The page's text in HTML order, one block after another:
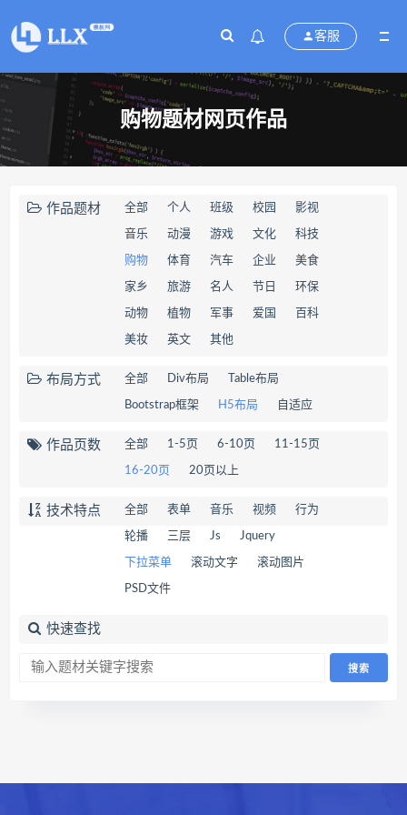
客服
购物题材网页作品
作品题材 全部 个人 班级 校园 影视
音乐 动漫 游戏 文化 科技
购物 体育 汽车 企业 美食
家乡 旅游 名人 节日 环保
动物 植物 军事 爱国 百科
美妆 英文 其他
布局方式 全部 Div布局 Table布局
Bootstrap框架 H5布局 自适应
作品页数 全部 1-5页 6-10页 11-15页
16-20页 20页以上
技术特点 全部 表单 音乐 视频 行为
轮播 三层 Js Jquery
下拉菜单 滚动文字 滚动图片
PSD文件
快速查找